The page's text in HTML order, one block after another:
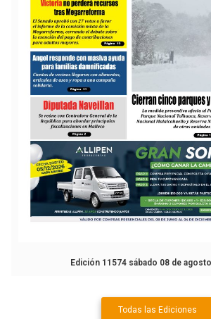
Edición 11574 sábado 08 de
Todas las Ediciones